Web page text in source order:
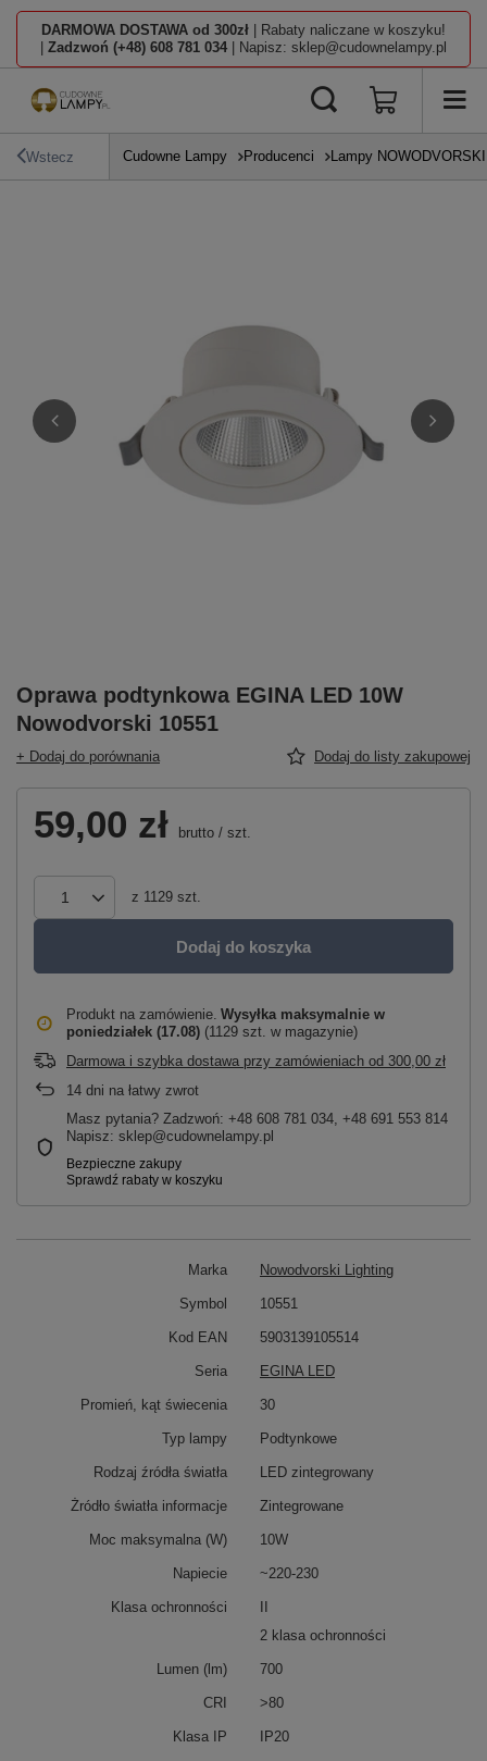
DARMOWA DOSTAWA od 300zł | Rabaty naliczane w koszyku!
Zadzwoń (+48) 608 781 034 | Napisz: sklep@cudownelampy.pl
Wstecz Cudowne Lampy Producenci Lampy
Oprawa podtynkowa EGINA LED 10W
Nowodvorski 10551
+ Dodaj do porównania Dodaj do listy zakupowej
59,00 zł brutto / szt.
z 1129 szt.
Dodaj do koszyka
Produkt na zamówienie Wysyłka maksymalnie w
poniedziałek (17.08) (1129 szt. w magazynie)
Darmowa i szybka dostawa przy zamówieniach od 300,00 zł
14 dni na łatwy zwrot
Masz pytania? Zadzwoń: +48 608 781 034, +48 691 553 814
Napisz: sklep@cudownelampy.pl
Marka Nowodvorski Lighting
Symbol 10551
Kod EAN 5903139105514
Seria EGINA LED
Promień, kąt świecenia 30
Typ lampy Podtynkowe
Rodzaj źródła światła LED zintegrowany
Żródło światła informacje Zintegrowane
Moc maksymalna (W) 10W
Napiecie ~220-230
Klasa ochronności
2 klasa ochronności
Lumen (lm) 700
CRI >80
Klasa IP IP20